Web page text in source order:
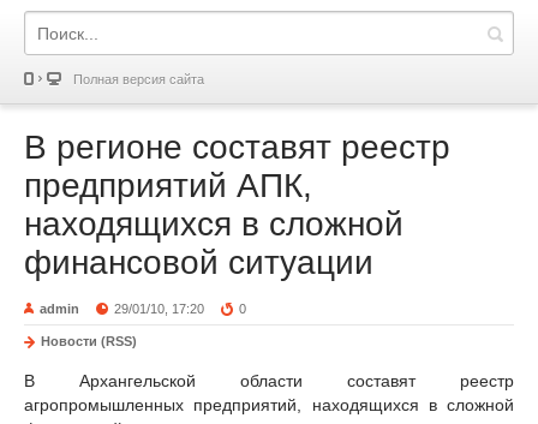
Полная версия сайта
В регионе составят реестр
предприятий АПК,
находящихся в сложной
финансовой ситуации
admin 29/01/10, 17:20 0
Новости (RSS)
В Архангельской области составят реестр
агропромышленных предприятий, находящихся в сложной